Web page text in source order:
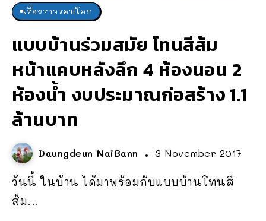
เรื่องราวรอบโลก
แบบบ้านร่วมสมัย โทนสีส้ม
หน้าแคบหลังลึก 4 ห้องนอน 2
ห้องน้ำ งบประมาณก่อสร้าง 1.1
ล้านบาท
Daungdeun NaiBann 3 November 2017
วันนี้ ในบ้าน ได้มาพร้อมกับแบบบ้านโทนสี
ส้ม...